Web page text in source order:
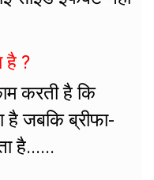
है ?
करती है कि
है जबकि ब्रीफा-
है......